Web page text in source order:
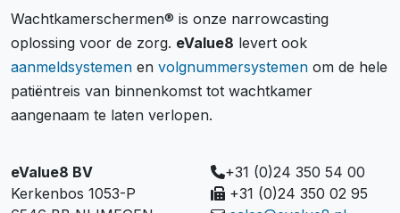
Wachtkamerschermen® is onze narrowcasting
oplossing voor de zorg. eValue8 levert ook
aanmeldsystemen en volgnummersystemen om de hele
patiëntreis van binnenkomst tot wachtkamer
aangenaam te laten verlopen.
eValue8 BV
Kerkenbos 1053-P
+31 (0)24 350 54 00
+31 (0)24 350 02 95